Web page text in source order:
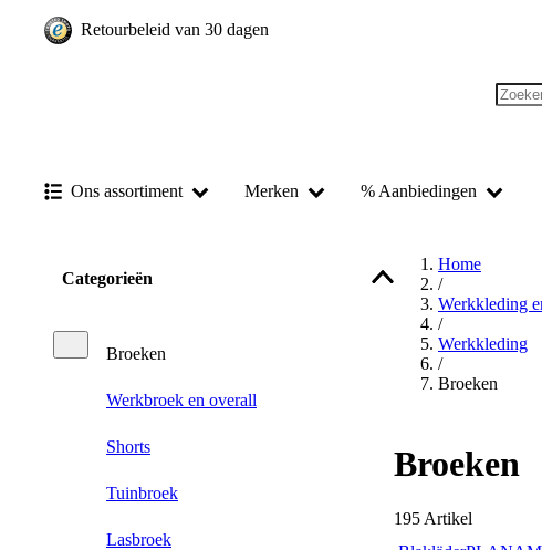
Retourbeleid van 30 dagen
Ons assortiment Merken % Aanbiedingen
Categorieën
Broeken
Werkbroek en overall
Shorts
Tuinbroek
Lasbroek
Home
/
Werkkleding
/
Werkkleding
/
Broeken
Broeken
195 Artikel